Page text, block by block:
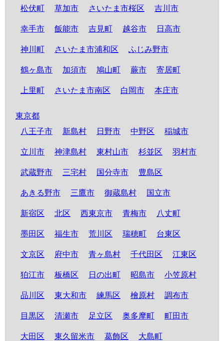
松伏町 草加市 さいたま市桜区 吉川市
幸手市 飯能市 吉見町 越谷市 日高市
神川町 さいたま市浦和区 ふじみ野市
鶴ヶ島市 加須市 鳩山町 蕨市 寄居町
上里町 さいたま市南区 白岡市 本庄市
東京都
八王子市
新島村 日野市 中野区 稲城市
立川市 神津島村 東村山市 杉並区 羽村市
武蔵野市 三宅村 国分寺市 豊島区
あきる野市 三鷹市 御蔵島村 国立市
新宿区 北区 西東京市 青梅市 八丈町
墨田区 福生市 荒川区 瑞穂町 台東区
文京区 府中市 青ヶ島村 千代田区 江東区
狛江市 板橋区 日の出町 昭島市 小笠原村
品川区 東大和市 練馬区 檜原村 調布市
目黒区 清瀬市 足立区 奥多摩町 町田市
大田区 東久留米市 葛飾区 大島町